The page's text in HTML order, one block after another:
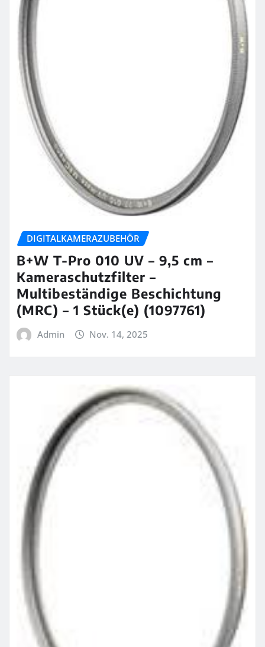
DIGITALKAMERAZUBEHÖR
B+W T-Pro 010 UV – 9,5 cm –
Kameraschutzfilter –
Multibeständige Beschichtung
(MRC) – 1 Stück(e) (1097761)
Admin Nov. 14, 2025